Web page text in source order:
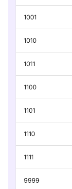
1001
1010
1011
1100
1101
1110
1111
9999